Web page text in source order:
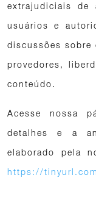
extrajudiciais de
usuários e
discussões sobre
provedores,
conteúdo.
Acesse nossa
detalhes e a
elaborado pela
https://